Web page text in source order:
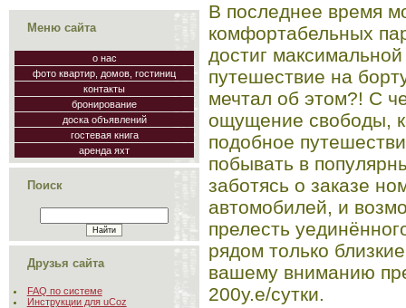
Меню сайта
о нас
фото квартир, домов, гостиниц
контакты
бронирование
доска объявлений
гостевая книга
аренда яхт
Поиск
Друзья сайта
FAQ по системе
Инструкции для uCoz
В последнее время
комфортабельных
достиг
путешествие на
мечтал об этом?! С
ощущение свободы,
подобное
побывать в
заботясь о заказе
автомобилей, и
прелесть
рядом только
вашему вниманию
200у.е/сутки.